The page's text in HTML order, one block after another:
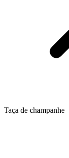
Taça de champanhe